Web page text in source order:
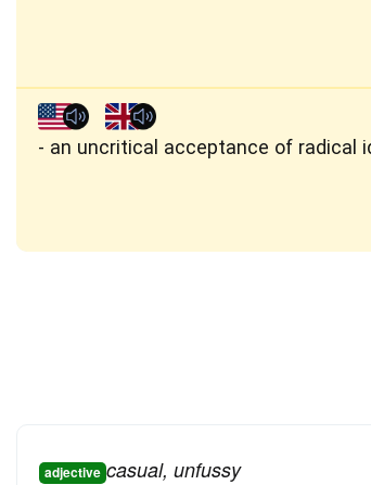
an uncritical acceptance of radical
adjective casual, unfussy